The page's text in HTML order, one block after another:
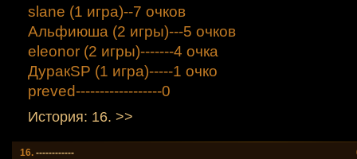
slane (1 игра)--7 очков
Альфиюша (2 игры)---5 очков
eleonor (2 игры)-------4 очка
ДуракSP (1 игра)-----1 очко
preved------------------0
История: 16. >>
16. ------------